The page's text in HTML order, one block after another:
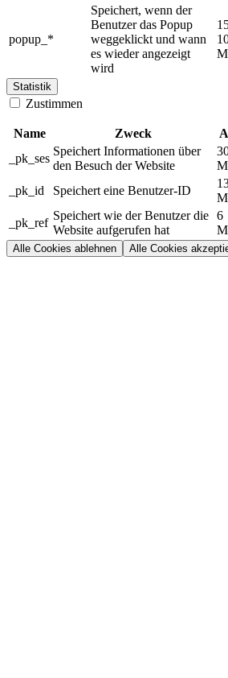
popup_*
Speichert, wenn der
Benutzer das Popup
weggeklickt und wann
es wieder angezeigt
wird
Statistik
Zustimmen
Name Zweck
_pk_ses
Speichert Informationen über
den Besuch der Website
_pk_id Speichert eine Benutzer-ID
_pk_ref
Speichert wie der Benutzer die
Website aufgerufen hat
6
Alle Cookies ablehnen Alle Cookies